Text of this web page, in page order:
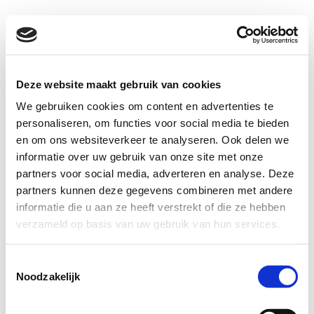
Deze website maakt gebruik van cookies
We gebruiken cookies om content en advertenties te
personaliseren, om functies voor social media te bieden
en om ons websiteverkeer te analyseren. Ook delen we
informatie over uw gebruik van onze site met onze
partners voor social media, adverteren en analyse. Deze
partners kunnen deze gegevens combineren met andere
informatie die u aan ze heeft verstrekt of die ze hebben
verzameld op basis van uw gebruik van hun services.
Noodzakelijk
Menu
S
t
e
f
o
o
+31 88 536 3729
Vacatures
Contact
Opdrachtgevers
Algemene leveringsvoorwaarden